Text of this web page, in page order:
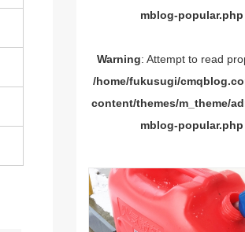
mblog-popular.php
Warning: Attempt to read
/home/fukusugi/
content/themes/m_theme/
mblog-popular.php